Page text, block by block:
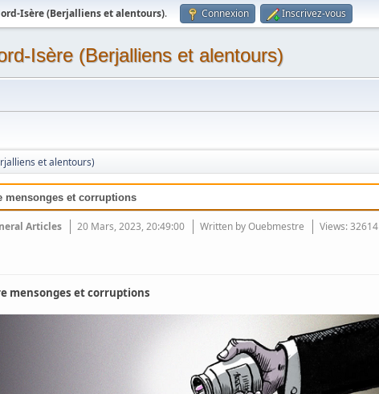
Isère (Berjalliens et alentours). Connexion Inscrivez-vous
Isère (Berjalliens et alentours)
et alentours)
mensonges et corruptions
Articles 20 Mars, 2023, 20:49:00 Written byOuebmestre Views: 32614
mensonges et corruptions